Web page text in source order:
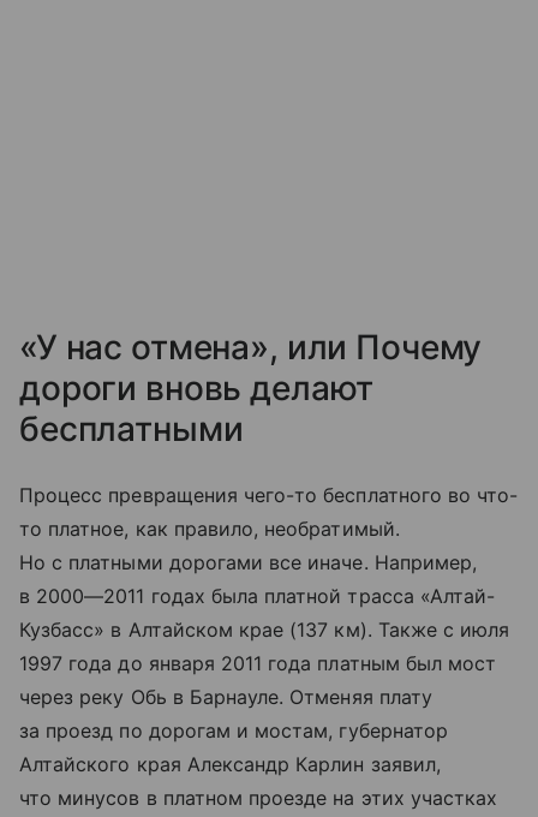
«У нас отмена», или Почему
дороги вновь делают
бесплатными
Процесс превращения чего-то бесплатного во что-
то платное, как правило, необратимый.
Но с платными дорогами все иначе. Например,
в 2000—2011 годах была платной трасса «Алтай-
Кузбасс» в Алтайском крае (137 км). Также с июля
1997 года до января 2011 года платным был мост
через реку Обь в Барнауле. Отменяя плату
за проезд по дорогам и мостам, губернатор
Алтайского края Александр Карлин заявил,
что минусов в платном проезде на этих участках